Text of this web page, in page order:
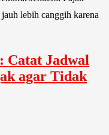
lebih canggih karena
Catat Jadwal
agar Tidak